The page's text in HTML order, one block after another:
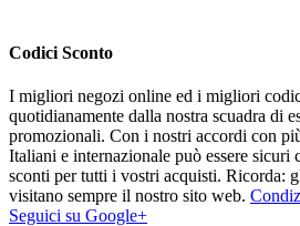
Codici Sconto
I migliori negozi online ed i migliori
quotidianamente dalla nostra scuadra di
promozionali. Con i nostri accordi con
Italiani e internazionale può essere sicuri
sconti per tutti i vostri acquisti. Ricorda:
visitano sempre il nostro sito web.
Seguici su Google+